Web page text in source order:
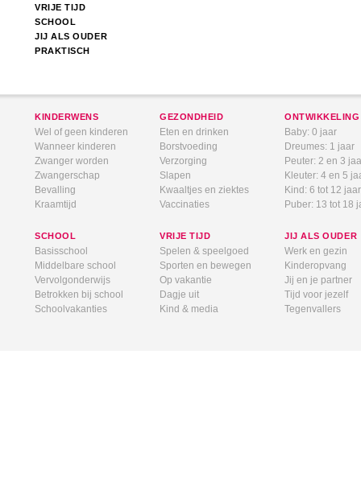
VRIJE TIJD
SCHOOL
JIJ ALS OUDER
PRAKTISCH
KINDERWENS
Wel of geen kinderen
Wanneer kinderen
Zwanger worden
Zwangerschap
Bevalling
Kraamtijd
GEZONDHEID
Eten en drinken
Borstvoeding
Verzorging
Slapen
Kwaaltjes en ziektes
Vaccinaties
ONTWIKKELING
Baby: 0 jaar
Dreumes: 1 jaar
Peuter: 2 en 3
Kleuter: 4 en 5
Kind: 6 tot 12 jaar
Puber: 13 tot 18
SCHOOL
Basisschool
Middelbare school
Vervolgonderwijs
Betrokken bij school
Schoolvakanties
VRIJE TIJD
Spelen & speelgoed
Sporten en bewegen
Op vakantie
Dagje uit
Kind & media
JIJ ALS OUDER
Werk en gezin
Kinderopvang
Jij en je partner
Tijd voor jezelf
Tegenvallers